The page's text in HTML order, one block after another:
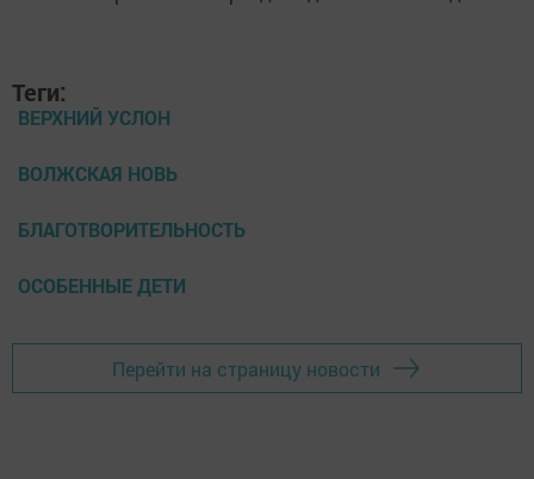
Теги:
ВЕРХНИЙ УСЛОН
ВОЛЖСКАЯ НОВЬ
БЛАГОТВОРИТЕЛЬНОСТЬ
ОСОБЕННЫЕ ДЕТИ
Перейти на страницу новости